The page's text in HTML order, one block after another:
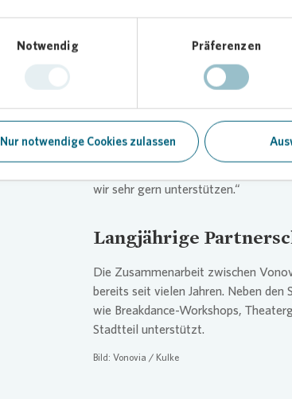
Notwendig
Präferenzen
Nur notwendige Cookies zulassen
ermöglicht
Auch in diesem Jahr fördertVonovia
Spende in Höhe von 1.100 Euro.
Einkommen ihrer Eltern Ferien
wir sehr gern unterstützen.“
Langjährige
Die Zusammenarbeit zwischen
bereits seit vielen Jahren. Neben
wie Breakdance-Workshops,
Stadtteil unterstützt.
Bild: Vonovia / Kulke